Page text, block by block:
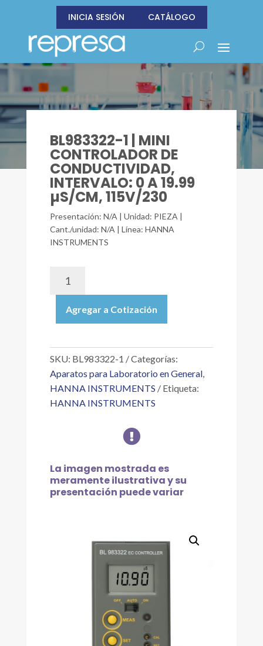
INICIA SESIÓN CATÁLOGO
BL983322-1 | MINI
CONTROLADOR DE
CONDUCTIVIDAD,
INTERVALO: 0 A 19.99
µS/CM, 115V/230
Presentación: N/A | Unidad: PIEZA |
Cant./unidad: N/A | Línea: HANNA
INSTRUMENTS
MINI
CONTROLADOR
CONDUCTIVIDAD,
0
A
19.99
Agregar a Cotización
SKU: BL983322-1
Categorías:
Aparatos para Laboratorio en General,
HANNA INSTRUMENTS
Etiqueta:
HANNA INSTRUMENTS

La imagen mostrada es
meramente ilustrativa y su
presentación puede variar